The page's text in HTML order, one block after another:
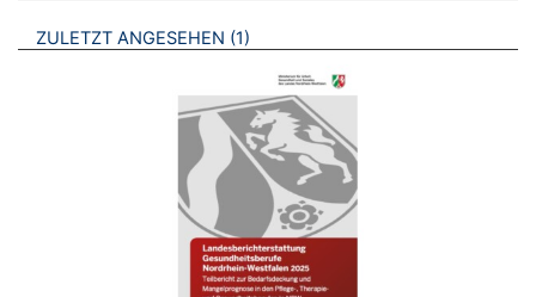
ZULETZT ANGESEHEN 1 BROSCHÜREN